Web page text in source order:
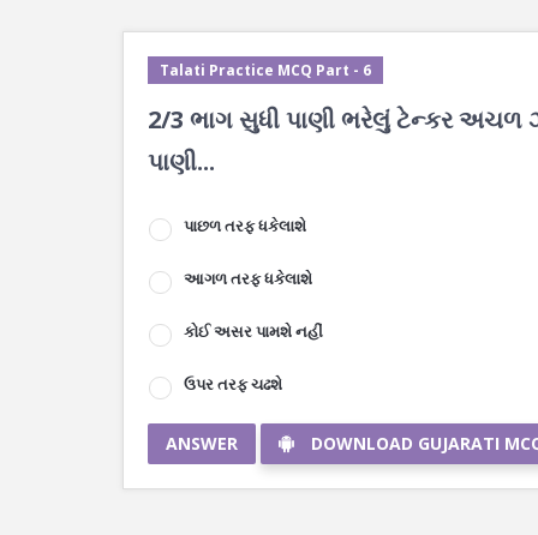
Talati Practice MCQ Part - 6
2/3 ભાગ સુધી પાણી ભરેલું ટેન્કર અચળ
પાણી...
પાછળ તરફ ધકેલાશે
આગળ તરફ ધકેલાશે
કોઈ અસર પામશે નહીં
ઉપર તરફ ચઢશે
ANSWER DOWNLOAD GUJARATI